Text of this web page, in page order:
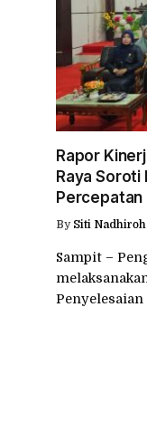
Rapor
Raya
Percepatan
By Siti Nadhiroh
Sampit –